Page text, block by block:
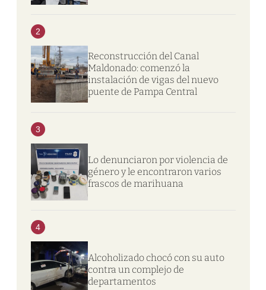
2
Reconstrucción del Canal
Maldonado: comenzó la
instalación de vigas del nuevo
puente de Pampa Central
3
Lo denunciaron por violencia de
género y le encontraron varios
frascos de marihuana
4
Alcoholizado chocó con su auto
contra un complejo de
departamentos